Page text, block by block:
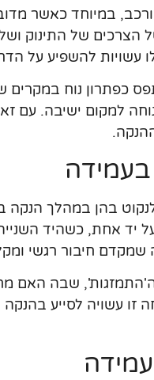
במיוחד כאשר
של התינוק ושל
עשויות להשפיע על
כפתרון נוח
למקום ישיבה.
בעמידה
לנקוט בהן במהלך
יד אחת, כשהיד
שמקדם חיבור רגשי
שבה האם
זו עשויה לסייע